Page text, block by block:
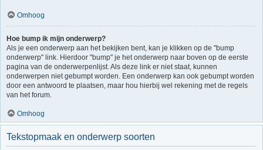
Omhoog
Hoe bump ik mijn onderwerp?
Als je een onderwerp aan het bekijken bent, kan je klikken op de "bump
onderwerp" link. Hierdoor "bump" je het onderwerp naar boven op de eerste
pagina van de onderwerpenlijst. Als deze link er niet staat, kunnen
onderwerpen niet gebumpt worden. Een onderwerp kan ook gebumpt worden
door een antwoord te plaatsen, maar hou hierbij wel rekening met de regels
van het forum.
Omhoog
Tekstopmaak en onderwerp soorten